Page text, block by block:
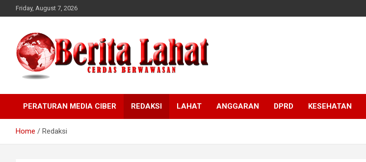
to
Friday, August 7, 2026
Cerdas
PERATURAN MEDIA CIBER REDAKSI LAHAT ANGGARAN DPRD KESEHATAN
Home Redaksi